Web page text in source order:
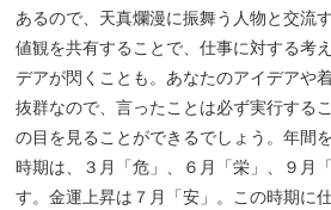
あるので、天真爛漫に振舞う人物と交流
値観を共有することで、仕事に対する考
デアが閃くことも。あなたのアイデアや
抜群なので、言ったことは必ず実行する
の目を見ることができるでしょう。年間
時期は、３月「危」、６月「栄」、９月
す。金運上昇は７月「安」。この時期に